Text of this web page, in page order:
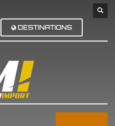
DESTINATIONS